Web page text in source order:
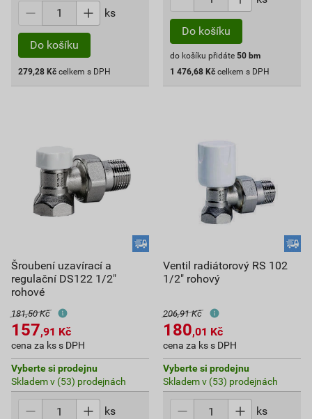
ks
Do košíku
279,28 Kč celkem s DPH
Do košíku
do košíku přidáte 50 bm
1 476,68 Kč celkem s DPH
Šroubení uzavírací a
regulační DS122 1/2"
rohové
181,50 Kč
157,91 Kč
cena za ks s DPH
Vyberte si prodejnu
Skladem v (53) prodejnách
ks
Ventil radiátorový RS 102
1/2" rohový
206,91 Kč
180,01 Kč
cena za ks s DPH
Vyberte si prodejnu
Skladem v (53) prodejnách
ks